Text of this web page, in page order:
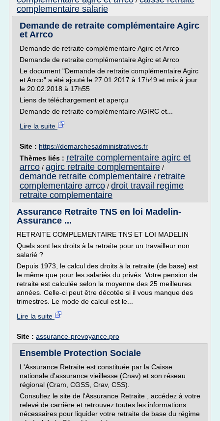
complementaire salarie
Demande de retraite complémentaire Agirc
et Arrco
Demande de retraite complémentaire Agirc et Arrco
Demande de retraite complémentaire Agirc et Arrco
Le document "Demande de retraite complémentaire Agirc
et Arrco" a été ajouté le 27.01.2017 à 17h49 et mis à jour
le 20.02.2018 à 17h55
Liens de téléchargement et aperçu
Demande de retraite complémentaire AGIRC et...
Lire la suite
Site : https://demarchesadministratives.fr
Thèmes liés : retraite complementaire agirc et
arrco / agirc retraite complementaire /
demande retraite complementaire / retraite
complementaire arrco / droit travail regime
retraite complementaire
Assurance Retraite TNS en loi Madelin-
Assurance ...
RETRAITE COMPLEMENTAIRE TNS ET LOI MADELIN
Quels sont les droits à la retraite pour un travailleur non
salarié ?
Depuis 1973, le calcul des droits à la retraite (de base) est
le même que pour les salariés du privés. Votre pension de
retraite est calculée selon la moyenne des 25 meilleures
années. Celle-ci peut être décotée si il vous manque des
trimestres. Le mode de calcul est le...
Lire la suite
Site : assurance-prevoyance.pro
Ensemble Protection Sociale
L'Assurance Retraite est constituée par la Caisse
nationale d'assurance vieillesse (Cnav) et son réseau
régional (Cram, CGSS, Crav, CSS).
Consultez le site de l'Assurance Retraite , accédez à votre
relevé de carrière et retrouvez toutes les informations
nécessaires pour liquider votre retraite de base du régime